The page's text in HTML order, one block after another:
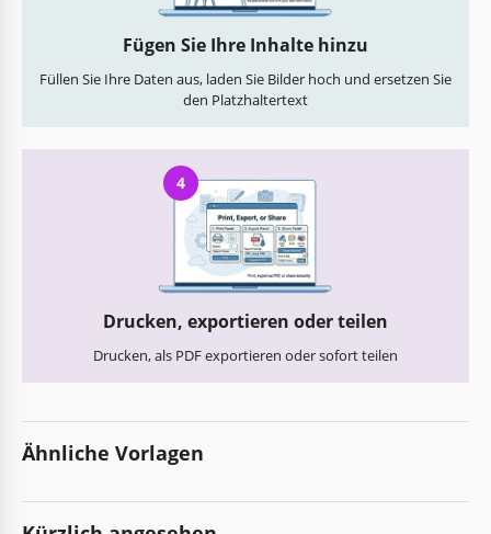
Fügen Sie Ihre Inhalte hinzu
Füllen Sie Ihre Daten aus, laden Sie Bilder hoch und ersetzen Sie
den Platzhaltertext
4
Drucken, exportieren oder teilen
Drucken, als PDF exportieren oder sofort teilen
Ähnliche Vorlagen